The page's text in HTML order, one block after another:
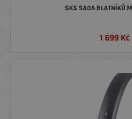
SKS SADA BLATNÍKŮ
1 699 Kč